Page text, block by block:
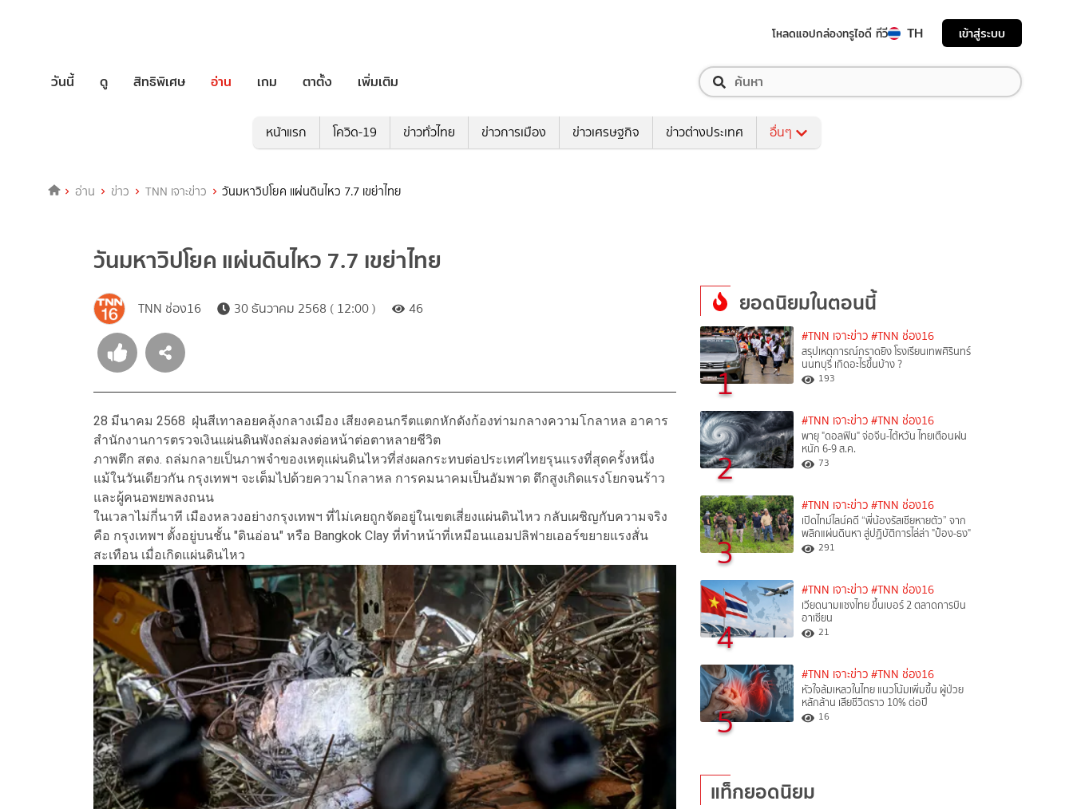
โหลดแอปกล่องทรูไอดี ทีวี TH เข้าสู่ระบบ
วันนี้ ดู สิทธิพิเศษ อ่าน เกม ตาตั้ง เพิ่มเติม
หน้าแรก โควิด-19 ข่าวทั่วไทย ข่าวการเมือง ข่าวเศรษฐกิจ ข่าวต่างประเทศ อื่นๆ
อ่าน ข่าว TNN เจาะข่าว วันมหาวิปโยค แผ่นดินไหว 7.7 เขย่าไทย
วันมหาวิปโยค แผ่นดินไหว 7.7 เขย่าไทย
TNN ช่อง16 30 ธันวาคม 2568 ( 12:00 ) 46
28 มีนาคม 2568 ฝุ่นสีเทาลอยคลุ้งกลางเมือง เสียงคอนกรีตแตกหักดังก้องท่ามกลางความโกลาหล อาคาร
สำนักงานการตรวจเงินแผ่นดินพังถล่มลงต่อหน้าต่อตาหลายชีวิต
ภาพตึก สตง. ถล่มกลายเป็นภาพจำของเหตุแผ่นดินไหวที่ส่งผลกระทบต่อประเทศไทยรุนแรงที่สุดครั้งหนึ่ง
แม้ในวันเดียวกัน กรุงเทพฯ จะเต็มไปด้วยความโกลาหล การคมนาคมเป็นอัมพาต ตึกสูงเกิดแรงโยกจนร้าว
และผู้คนอพยพลงถนน
ในเวลาไม่กี่นาที เมืองหลวงอย่างกรุงเทพฯ ที่ไม่เคยถูกจัดอยู่ในเขตเสี่ยงแผ่นดินไหว กลับเผชิญกับความจริง
คือ กรุงเทพฯ ตั้งอยู่บนชั้น "ดินอ่อน" หรือ Bangkok Clay ที่ทำหน้าที่เหมือนแอมปลิฟายเออร์ขยายแรงสั่น
สะเทือน เมื่อเกิดแผ่นดินไหว
ยอดนิยมในตอนนี้
1
#TNN เจาะข่าว #TNN ช่อง16
สรุปเหตุการณ์กราดยิง โรงเรียนเทพศิรินทร์
นนทบุรี เกิดอะไรขึ้นบ้าง ?
193
2
#TNN เจาะข่าว #TNN ช่อง16
พายุ "ดอลฟิน" จ่อจีน-ไต้หวัน ไทยเตือนฝน
หนัก 6-9 ส.ค.
73
3
#TNN เจาะข่าว #TNN ช่อง16
เปิดไทม์ไลน์คดี “พี่น้องรัสเซียหายตัว” จาก
พลิกแผ่นดินหา สู่ปฏิบัติการไล่ล่า "ป๋อง-ธง"
291
4
#TNN เจาะข่าว #TNN ช่อง16
เวียดนามแซงไทย ขึ้นเบอร์ 2 ตลาดการบิน
อาเซียน
21
5
#TNN เจาะข่าว #TNN ช่อง16
หัวใจล้มเหลวในไทย แนวโน้มเพิ่มขึ้น ผู้ป่วย
หลักล้าน เสียชีวิตราว 10% ต่อปี
16
แท็กยอดนิยม